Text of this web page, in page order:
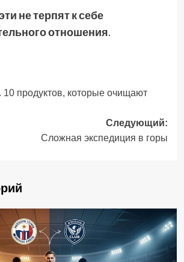
не терпят к себе
отношения.
10 продуктов, которые очищают
Следующий:
Сложная экспедиция в горы